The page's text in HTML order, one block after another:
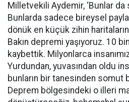
Milletvekili Aydemir, ‘Bunlar
Bunlarda sadece bireysel
dönük en küçük zihin
Bakın depremi yaşıyoruz. 10
kaybettik. Milyonlarca
Yurdundan, yuvasından oldu
bunların bir tanesinden somut
Deprem bölgesindeki o illeri